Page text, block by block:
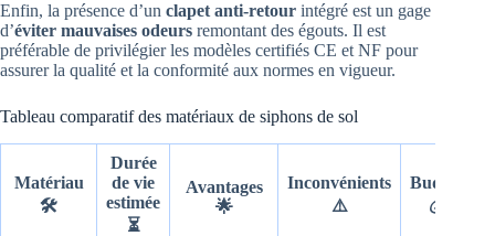
Enfin, la présence d’un clapet anti-retour intégré est un gage
d’éviter mauvaises odeurs remontant des égouts. Il est
préférable de privilégier les modèles certifiés CE et NF pour
assurer la qualité et la conformité aux normes en vigueur.
Tableau comparatif des matériaux de siphons de sol
Matériau
🛠️
Durée
de vie
estimée
⏳
Avantages
🌟
Inconvénients
⚠️
Budget
💰